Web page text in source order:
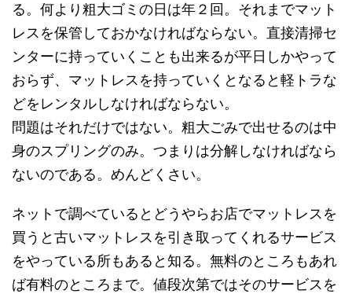
る。何より粗大ゴミの日は年２回。それまでマット
レスを保管しておかなければならない。直接清掃セ
ンターに持っていくことも出来るが平日しかやって
おらず、マットレスを持っていくとなると軽トラな
どをレンタルしなければならない。
問題はそれだけではない。粗大ごみで出せるのは中
身のスプリングのみ。つまりは分解しなければなら
ないのである。めんどくさい。
ネットで調べているとどうやらお店でマットレスを
買うと古いマットレスを引き取ってくれるサービス
をやっている所もあると知る。無料のところもあれ
ば有料のところまで。値段次第ではそのサービスを